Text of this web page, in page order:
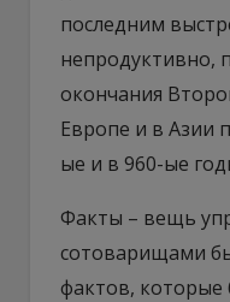
последним
непродуктивно,
окончания
Европе и в Азии
ые и в 960-ые
Факты – вещь
сотоварищами
фактов,